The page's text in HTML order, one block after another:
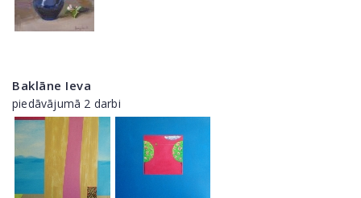
Baklāne Ieva
piedāvājumā 2 darbi